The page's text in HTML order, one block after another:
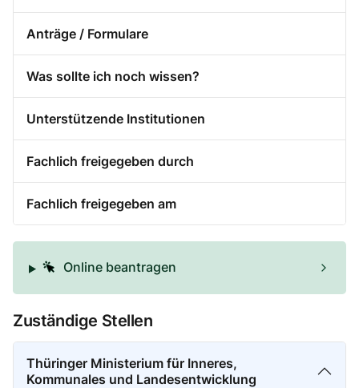
Anträge / Formulare
Was sollte ich noch wissen?
Unterstützende Institutionen
Fachlich freigegeben durch
Fachlich freigegeben am
Online beantragen
Zuständige Stellen
Thüringer Ministerium für Inneres,
Kommunales und Landesentwicklung